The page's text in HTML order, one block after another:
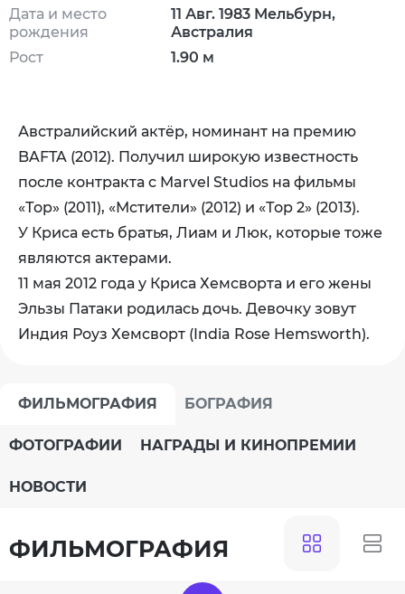
Дата и место
рождения
Рост
11 Авг. 1983 Мельбурн,
Австралия
1.90 м
Австралийский актёр, номинант на премию
BAFTA (2012). Получил широкую известность
после контракта с Marvel Studios на фильмы
«Тор» (2011), «Мстители» (2012) и «Тор 2» (2013).
У Криса есть братья, Лиам и Люк, которые тоже
являются актерами.
11 мая 2012 года у Криса Хемсворта и его жены
Эльзы Патаки родилась дочь. Девочку зовут
Индия Роуз Хемсворт (India Rose Hemsworth).
ФИЛЬМОГРАФИЯ БОГРАФИЯ
ФОТОГРАФИИ НАГРАДЫ И КИНОПРЕМИИ
НОВОСТИ
ФИЛЬМОГРАФИЯ